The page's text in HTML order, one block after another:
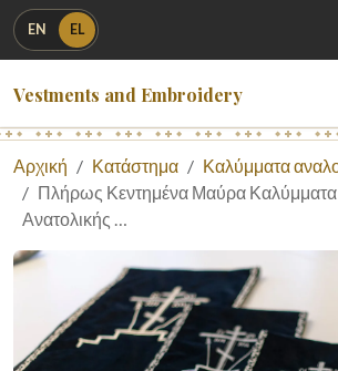
EN EL
Vestments and Embroidery
Αρχική Κατάστημα
Καλύμματα
Πλήρως Κεντημένα Μαύρα Καλύμματα
Ανατολικής …